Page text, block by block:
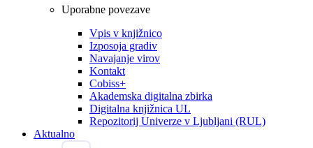
Uporabne povezave
Vpis v knjižnico
Izposoja gradiv
Navajanje virov
Kontakt
Cobiss+
Akademska digitalna zbirka
Digitalna knjižnica UL
Repozitorij Univerze v Ljubljani (RUL)
Aktualno